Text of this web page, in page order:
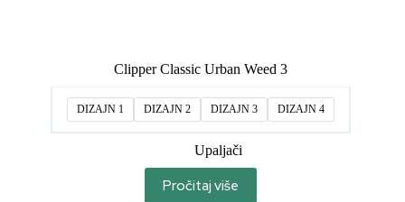
Clipper Classic Urban Weed 3
DIZAJN 1 DIZAJN 2 DIZAJN 3 DIZAJN 4
Upaljači
Pročitaj više